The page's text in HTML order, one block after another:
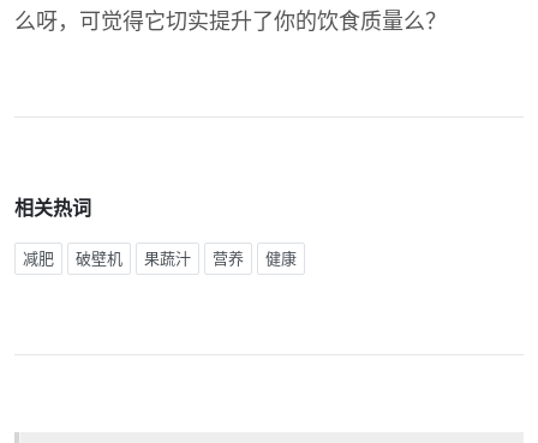
么呀，可觉得它切实提升了你的饮食质量么？
相关热词
减肥 破壁机 果蔬汁 营养 健康